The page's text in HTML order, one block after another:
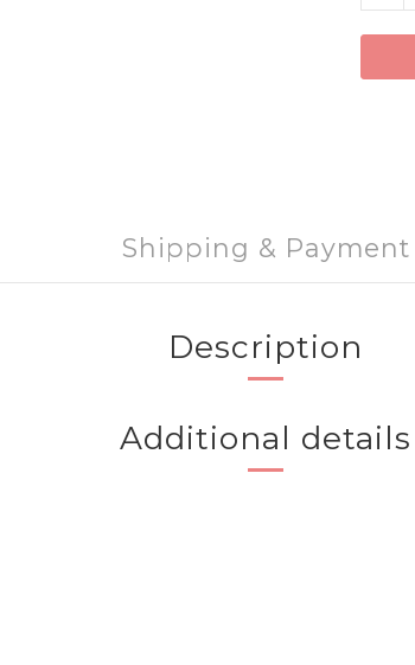
Shipping & Payment
Description
Additional details